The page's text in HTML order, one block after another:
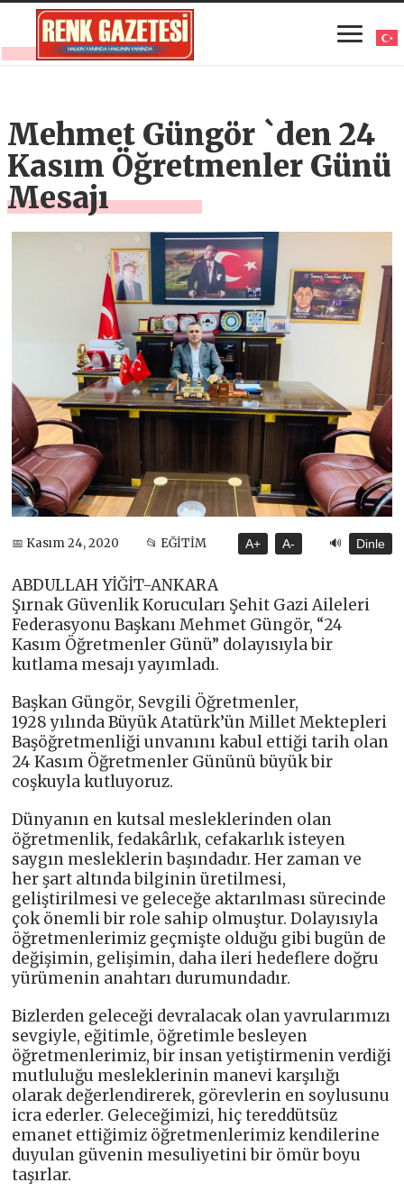
Mehmet Güngör `den 24
Kasım Öğretmenler Günü
Mesajı
📅 Kasım 24, 2020 📂 EĞİTİM A+ A- 🔊 Dinle
ABDULLAH YİĞİT-ANKARA
Şırnak Güvenlik Korucuları Şehit Gazi Aileleri
Federasyonu Başkanı Mehmet Güngör, “24
Kasım Öğretmenler Günü” dolayısıyla bir
kutlama mesajı yayımladı.
Başkan Güngör, Sevgili Öğretmenler,
1928 yılında Büyük Atatürk’ün Millet Mektepleri
Başöğretmenliği unvanını kabul ettiği tarih olan
24 Kasım Öğretmenler Gününü büyük bir
coşkuyla kutluyoruz.
Dünyanın en kutsal mesleklerinden olan
öğretmenlik, fedakârlık, cefakarlık isteyen
saygın mesleklerin başındadır. Her zaman ve
her şart altında bilginin üretilmesi,
geliştirilmesi ve geleceğe aktarılması sürecinde
çok önemli bir role sahip olmuştur. Dolayısıyla
öğretmenlerimiz geçmişte olduğu gibi bugün de
değişimin, gelişimin, daha ileri hedeflere doğru
yürümenin anahtarı durumundadır.
Bizlerden geleceği devralacak olan yavrularımızı
sevgiyle, eğitimle, öğretimle besleyen
öğretmenlerimiz, bir insan yetiştirmenin verdiği
mutluluğu mesleklerinin manevi karşılığı
olarak değerlendirerek, görevlerin en soylusunu
icra ederler. Geleceğimizi, hiç tereddütsüz
emanet ettiğimiz öğretmenlerimiz kendilerine
duyulan güvenin mesuliyetini bir ömür boyu
taşırlar.